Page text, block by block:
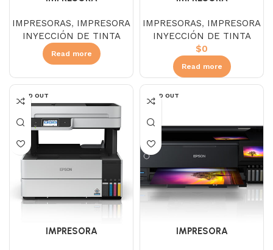
ECOTANK L3250 WIFI
IMPRESORAS, IMPRESORA
INYECCIÓN DE TINTA
Read more
ECOTANK L5590 WIFI
IMPRESORAS, IMPRESORA
INYECCIÓN DE TINTA
$0
Read more
SOLD OUT
IMPRESORA
SOLD OUT
IMPRESORA